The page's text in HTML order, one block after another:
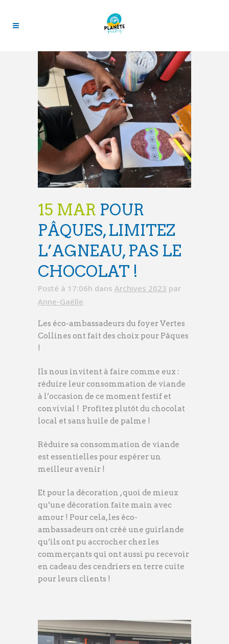
15 MAR POUR
PÂQUES, LIMITEZ
L’AGNEAU, PAS LE
CHOCOLAT !
Posté à 17:06h dans Archives 2023 par
Anne-Gaëlle
Les éco-ambassadeurs du foyer Vertes
Collines ont fait des choix pour Pâques
!
Ils nous invitent à faire comme eux :
réduire leur consommation de viande
à l’occasion de ce moment festif et
convivial ! Profitez plutôt du chocolat
local et sans huile de palme !
Réduire sa consommation de viande
est essentielles pour espérer un
meilleur avenir !
Et pour la décoration , quoi de mieux
qu’une décoration faite main avec
amour ! Pour cela, les éco-
ambassadeurs ont créé une guirlande
qu’ils ont pu accrocher chez les
commerçants qui ont aussi pu recevoir
en cadeau des cendriers en terre cuite
pour leurs clients !